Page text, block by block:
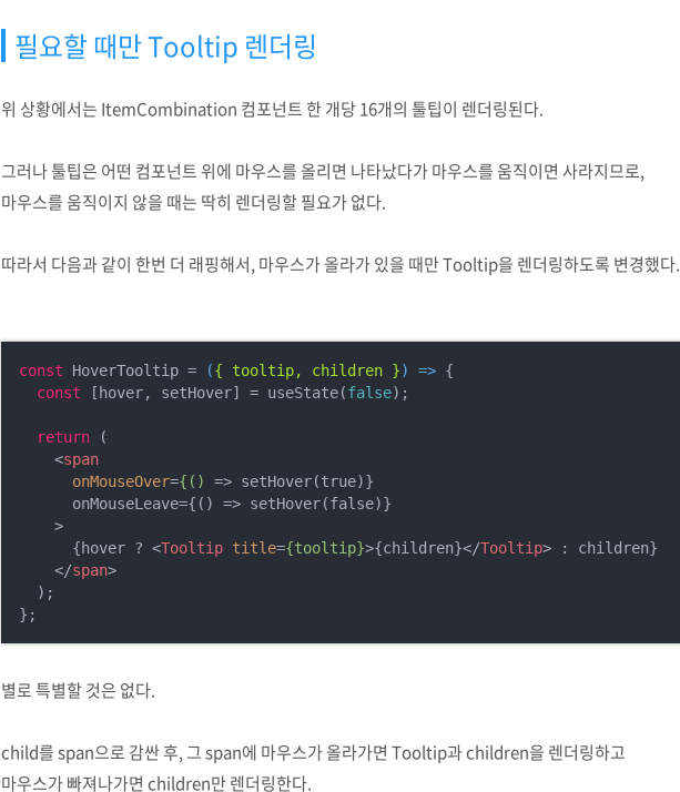
필요할 때만 Tooltip 렌더링
위 상황에서는 ItemCombination 컴포넌트 한 개당 16개의 툴팁이 렌더링된다.
그러나 툴팁은 어떤 컴포넌트 위에 마우스를 올리면 나타났다가 마우스를 움직이면 사라지므로,
마우스를 움직이지 않을 때는 딱히 렌더링할 필요가 없다.
따라서 다음과 같이 한번 더 래핑해서, 마우스가 올라가 있을 때만 Tooltip을 렌더링하도록 변경했다.
const HoverTooltip = ({ tooltip, children }) => {
const [hover, setHover] = useState(false);
return (
<span
onMouseOver={() => setHover(true)}
      onMouseLeave={() => setHover(false)}
    >
      {hover ?
<Tooltip title={tooltip}>{children}</Tooltip> : children}
</span>
  );
};
별로 특별할 것은 없다.
child를 span으로 감싼 후, 그 span에 마우스가 올라가면 Tooltip과 children을 렌더링하고
마우스가 빠져나가면 children만 렌더링한다.